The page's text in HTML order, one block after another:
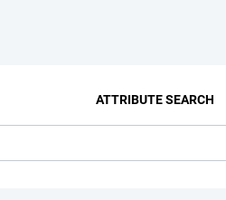
ATTRIBUTE SEARCH